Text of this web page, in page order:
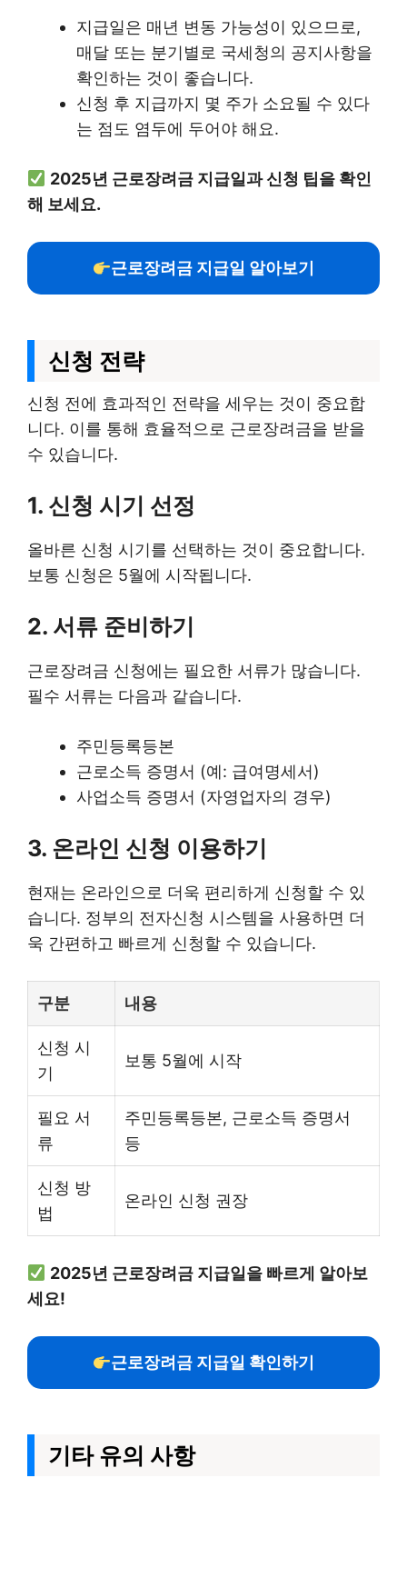
지급일은 매년 변동 가능성이 있으므로,
매달 또는 분기별로 국세청의 공지사항을
확인하는 것이 좋습니다.
신청 후 지급까지 몇 주가 소요될 수 있다
는 점도 염두에 두어야 해요.
2025년 근로장려금 지급일과 신청 팁을 확인
해 보세요.
근로장려금 지급일 알아보기
신청 전략
신청 전에 효과적인 전략을 세우는 것이 중요합
니다. 이를 통해 효율적으로 근로장려금을 받을
수 있습니다.
1. 신청 시기 선정
올바른 신청 시기를 선택하는 것이 중요합니다.
보통 신청은 5월에 시작됩니다.
2. 서류 준비하기
근로장려금 신청에는 필요한 서류가 많습니다.
필수 서류는 다음과 같습니다.
주민등록등본
근로소득 증명서 (예: 급여명세서)
사업소득 증명서 (자영업자의 경우)
3. 온라인 신청 이용하기
현재는 온라인으로 더욱 편리하게 신청할 수 있
습니다. 정부의 전자신청 시스템을 사용하면 더
욱 간편하고 빠르게 신청할 수 있습니다.
구분 내용
신청 시
기
보통 5월에 시작
필요 서
류
주민등록등본, 근로소득 증명서
등
신청 방
법
온라인 신청 권장
2025년 근로장려금 지급일을 빠르게 알아보
세요!
근로장려금 지급일 확인하기
기타 유의 사항